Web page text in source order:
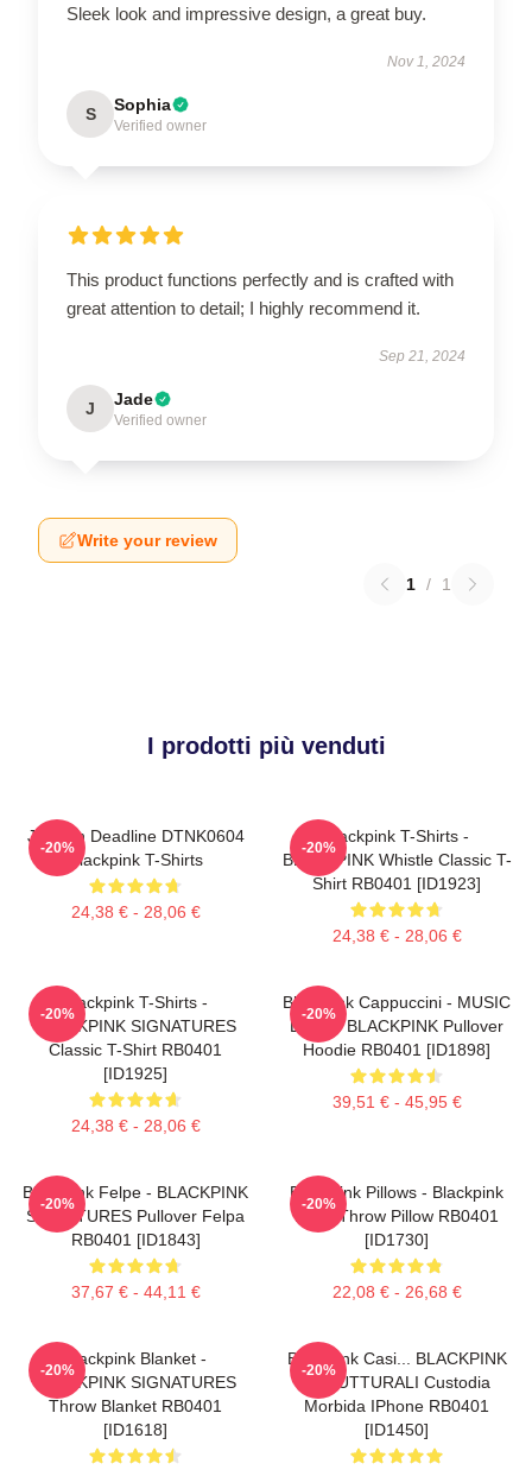
Sleek look and impressive design, a great buy.
Nov 1, 2024
S Sophia
Verified owner
This product functions perfectly and is crafted with
great attention to detail; I highly recommend it.
Sep 21, 2024
J Jade
Verified owner
Write your review
1 / 1
I prodotti più venduti
Jisoo In Deadline DTNK0604
Blackpink T-Shirts
24,38 € - 28,06 €
-20%
Blackpink T-Shirts -
BLACKPINK Whistle Classic T-
Shirt RB0401 [ID1923]
24,38 € - 28,06 €
-20%
Blackpink T-Shirts -
BLACKPINK SIGNATURES
Classic T-Shirt RB0401
[ID1925]
24,38 € - 28,06 €
-20%
Blackpink Cappuccini - MUSIC
BLINK: BLACKPINK Pullover
Hoodie RB0401 [ID1898]
39,51 € - 45,95 €
-20%
Blackpink Felpe - BLACKPINK
SIGNATURES Pullover Felpa
RB0401 [ID1843]
37,67 € - 44,11 €
-20%
Blackpink Pillows - Blackpink
Rosé Throw Pillow RB0401
[ID1730]
22,08 € - 26,68 €
-20%
Blackpink Blanket -
BLACKPINK SIGNATURES
Throw Blanket RB0401
[ID1618]
-20%
Blackpink Casi... BLACKPINK
STRUTTURALI Custodia
Morbida IPhone RB0401
[ID1450]
-20%